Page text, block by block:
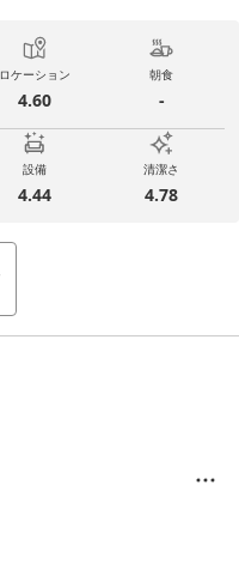
ロケーション
4.60
朝食
-
設備
4.44
清潔さ
4.78